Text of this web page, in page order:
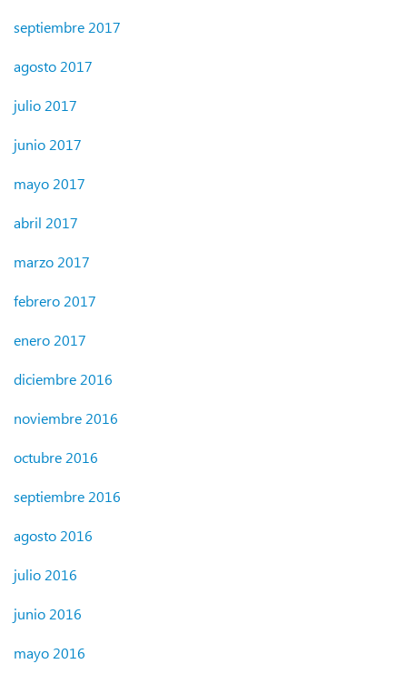
septiembre 2017
agosto 2017
julio 2017
junio 2017
mayo 2017
abril 2017
marzo 2017
febrero 2017
enero 2017
diciembre 2016
noviembre 2016
octubre 2016
septiembre 2016
agosto 2016
julio 2016
junio 2016
mayo 2016